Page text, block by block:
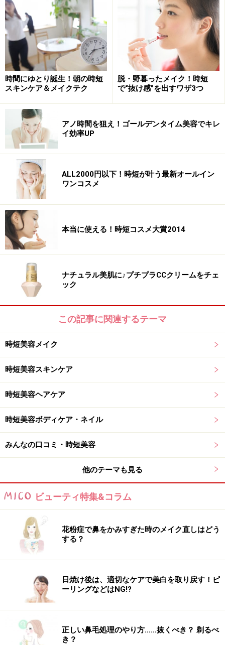
す。ふくだけで手軽にさっぱりできるから、わざわざ洗
面所に行かなくても大丈夫。汚れや古い角質をしっかり
絡め取ることができるという、ふきとりならではのメリ
ットもあります。
ただし、摩擦は肌にとって大きなダメージになるので、
ゴシゴシこするのは厳禁！ やさしくすべらせるだけ
で、肌表面の汚れは十分に落とせます。シートがなけれ
ば、ふきとり化粧水をコットンに含ませて使ってもOKで
す。
たったの10秒！“ヤッホー塗り”でリフトア
ップ
手の形は「ヤッホー」という時のように
忙しくて時間がないと「乳液やクリームもパパッとつけ
て終わり！」という人も多いかもしれませんが、それで
はもったいない！ せっかくなのでひと手間加えて、リ
フトアップ効果を狙ってみませんか？
両手の親指以外の4本の指をそろえ、人差し指の側面を
ほうれい線の上に、親指はあごの下に添わせます。その
まま、軽く頬を引き上げるようにして人差し指をゆっく
を開きます。これを3回繰り返しましょう。肌がシャキ
ッと引き上がるとともに、リンパの流れも良くなってむ
くみも取れますよ。
使うのは指先だけ。メイクはオールハンド
指先だけでナチュラル美人に変身
朝どんなに寝坊しても、すっぴんでは出かけたくないも
ておきましょう。
活用したいのが、最も身近なツールである指先。指先を
上手に使ってメイクできれば、スポンジやブラシを使わ
なくて良いので手間いらずです。肌への密着度もアップ
時間にゆとり誕生！朝の時短
スキンケア＆メイクテク
脱・野暮ったメイク！時短
で“抜け感”を出すワザ3つ
アノ時間を狙え！ゴールデンタイム美容でキレ
イ効率UP
ALL2000円以下！時短が叶う最新オールイン
ワンコスメ
本当に使える！時短コスメ大賞2014
ナチュラル美肌に♪プチプラCCクリームをチェ
ック
この記事に関連するテーマ
時短美容メイク
時短美容スキンケア
時短美容ヘアケア
時短美容ボディケア・ネイル
みんなの口コミ・時短美容
他のテーマも見る
ビューティ特集&コラム
花粉症で鼻をかみすぎた時のメイク直しはどう
する？
日焼け後は、適切なケアで美白を取り戻す！ピ
ーリングなどはNG!?
正しい鼻毛処理のやり方……抜くべき？ 剃るべ
き？